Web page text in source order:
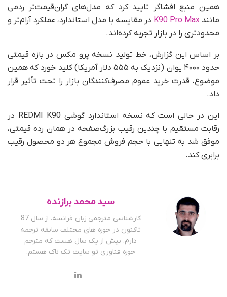
همین منبع افشاگر تایید کرد که مدل‌های گران‌قیمت‌تر ردمی
مانند K90 Pro Max در مقایسه با مدل استاندارد، عملکرد آرام‌تر و
محدودتری را در بازار تجربه کرده‌اند.
بر اساس این گزارش، خط تولید نسخه پرو مکس در بازه قیمتی
حدود ۴۰۰۰ یوان (نزدیک به ۵۵۵ دلار آمریکا) کلید خورد که همین
موضوع، قدرت خرید عموم مصرف‌کنندگان بازار را تحت تأثیر قرار
داد.
این در حالی است که نسخه استاندارد گوشی REDMI K90 در
رقابت مستقیم با چندین رقیب بزرگ‌صفحه در همان رده قیمتی،
موفق شد به تنهایی با حجم فروش مجموع هر دو محصول رقیب
برابری کند.
سید محمد برازنده
کارشناسی مترجمی زبان فرانسه. از سال 87
تاکنون در حوزه های مختلف سابقه ترجمه
دارم. بیش از یک سال هست که مترجم
حوزه فناوری تو سایت تک ناک هستم.